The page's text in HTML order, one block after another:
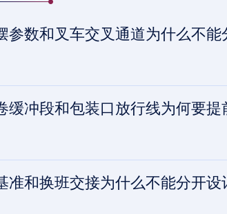
和叉车交叉通道为什么不能分开
冲段和包装口放行线为何要提
和换班交接为什么不能分开设